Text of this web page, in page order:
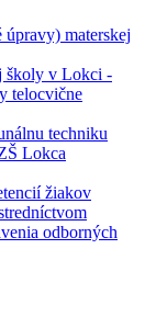
úpravy) materskej
školy v Lokci -
telocvične
techniku
Lokca
žiakov
odborných